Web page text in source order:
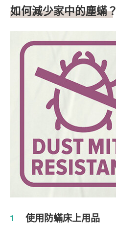
如何減少家中的塵蟎？
使用防蟎床上用品